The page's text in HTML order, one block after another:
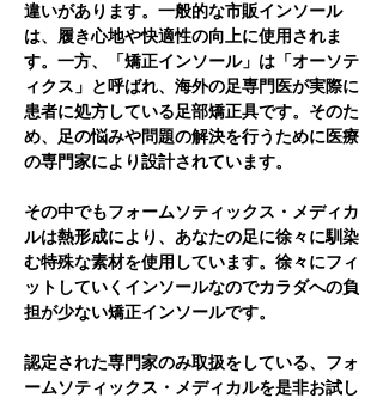
違いがあります。一般的な市販インソール
は、履き心地や快適性の向上に使用されま
す。一方、「矯正インソール」は「オーソテ
ィクス」と呼ばれ、海外の足専門医が実際に
患者に処方している足部矯正具です。そのた
め、足の悩みや問題の解決を行うために医療
の専門家により設計されています。
その中でもフォームソティックス・メディカ
ルは熱形成により、あなたの足に徐々に馴染
む特殊な素材を使用しています。徐々にフィ
ットしていくインソールなのでカラダへの負
担が少ない矯正インソールです。
認定された専門家のみ取扱をしている、フォ
ームソティックス・メディカルを是非お試し